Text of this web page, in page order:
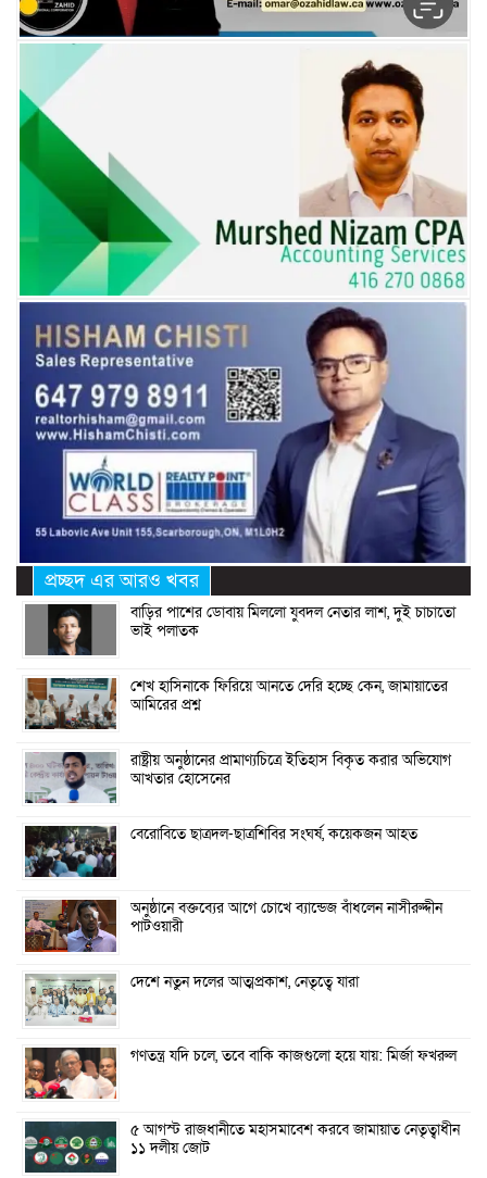
প্রচ্ছদ এর আরও খবর
বাড়ির পাশের ডোবায় মিললো যুবদল নেতার লাশ, দুই চাচাতো
ভাই পলাতক
শেখ হাসিনাকে ফিরিয়ে আনতে দেরি হচ্ছে কেন, জামায়াতের
আমিরের প্রশ্ন
রাষ্ট্রীয় অনুষ্ঠানের প্রামাণ্যচিত্রে ইতিহাস বিকৃত করার অভিযোগ
আখতার হোসেনের
বেরোবিতে ছাত্রদল-ছাত্রশিবির সংঘর্ষ, কয়েকজন আহত
অনুষ্ঠানে বক্তব্যের আগে চোখে ব্যান্ডেজ বাঁধলেন নাসীরুদ্দীন
পাটওয়ারী
দেশে নতুন দলের আত্মপ্রকাশ, নেতৃত্বে যারা
গণতন্ত্র যদি চলে, তবে বাকি কাজগুলো হয়ে যায়: মির্জা ফখরুল
৫ আগস্ট রাজধানীতে মহাসমাবেশ করবে জামায়াত নেতৃত্বাধীন
১১ দলীয় জোট